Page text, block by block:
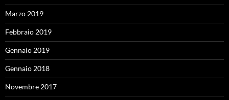
Marzo 2019
Febbraio 2019
Gennaio 2019
Gennaio 2018
Novembre 2017